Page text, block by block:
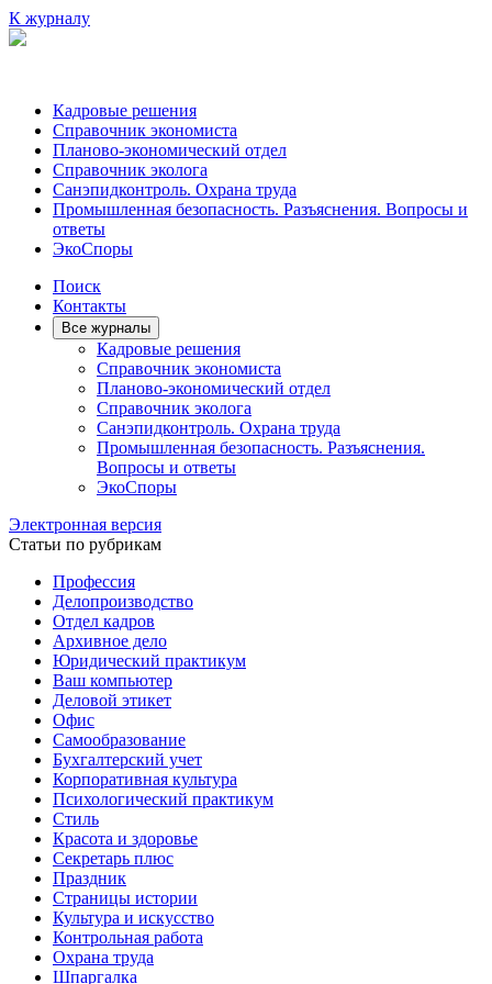
К журналу
Кадровые решения
Справочник экономиста
Планово-экономический отдел
Справочник эколога
Санэпидконтроль. Охрана труда
Промышленная безопасность. Разъяснения. Вопросы и
ответы
ЭкоСпоры
Поиск
Контакты
Все журналы
Кадровые решения
Справочник экономиста
Планово-экономический отдел
Справочник эколога
Санэпидконтроль. Охрана труда
Промышленная безопасность. Разъяснения.
Вопросы и ответы
ЭкоСпоры
Электронная версия
Статьи по рубрикам
Профессия
Делопроизводство
Отдел кадров
Архивное дело
Юридический практикум
Ваш компьютер
Деловой этикет
Офис
Самообразование
Бухгалтерский учет
Корпоративная культура
Психологический практикум
Стиль
Красота и здоровье
Секретарь плюс
Праздник
Страницы истории
Культура и искусство
Контрольная работа
Охрана труда
Шпаргалка